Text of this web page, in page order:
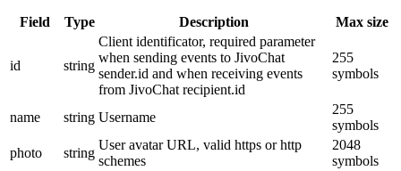
Field Type Description Max size
id string
Client identificator, required parameter
when sending events to JivoChat
sender.id and when receiving events
from JivoChat recipient.id
255
symbols
name string Username
255
symbols
photo
string
User avatar URL, valid https or http
schemes
2048
symbols